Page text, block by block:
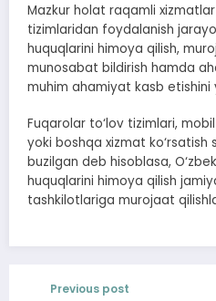
Mazkur holat raqamli
tizimlaridan foydalanish
huquqlarini himoya qilish,
munosabat bildirish hamda
muhim ahamiyat kasb etishini
Fuqarolar to‘lov tizimlari,
yoki boshqa xizmat ko‘rsatish
buzilgan deb hisoblasa,
huquqlarini himoya qilish
tashkilotlariga murojaat
Previous post